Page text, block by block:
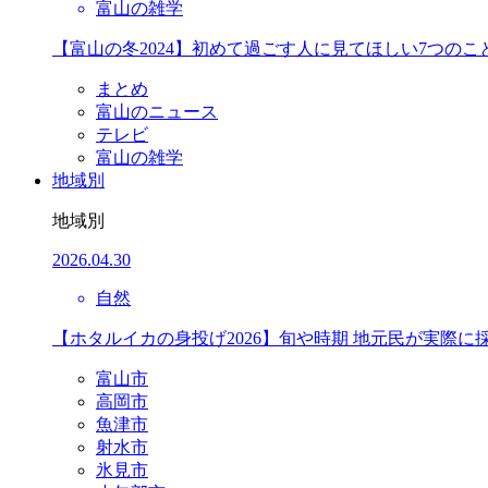
富山の雑学
【富山の冬2024】初めて過ごす人に見てほしい7つのこ
まとめ
富山のニュース
テレビ
富山の雑学
地域別
地域別
2026.04.30
自然
【ホタルイカの身投げ2026】旬や時期 地元民が実際に
富山市
高岡市
魚津市
射水市
氷見市